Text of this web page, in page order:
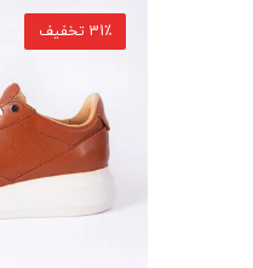
31٪ تخفیف